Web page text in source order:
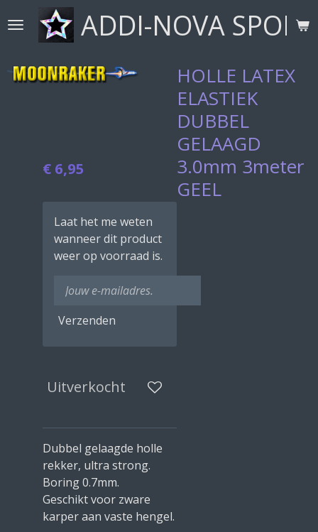
direct
de
hoofdinhoud
ADDI-NOVA
HOLLE LATEX
ELASTIEK
DUBBEL
GELAAGD
3.0mm 3meter
GEEL
€ 6,95
Laat het me weten
wanneer dit product
weer op voorraad is.
Verzenden
Uitverkocht
Dubbel gelaagde holle
rekker, ultra strong.
Boring 0.7mm.
Geschikt voor zware
karper aan vaste hengel.